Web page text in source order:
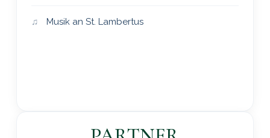
Musik an St. Lambertus